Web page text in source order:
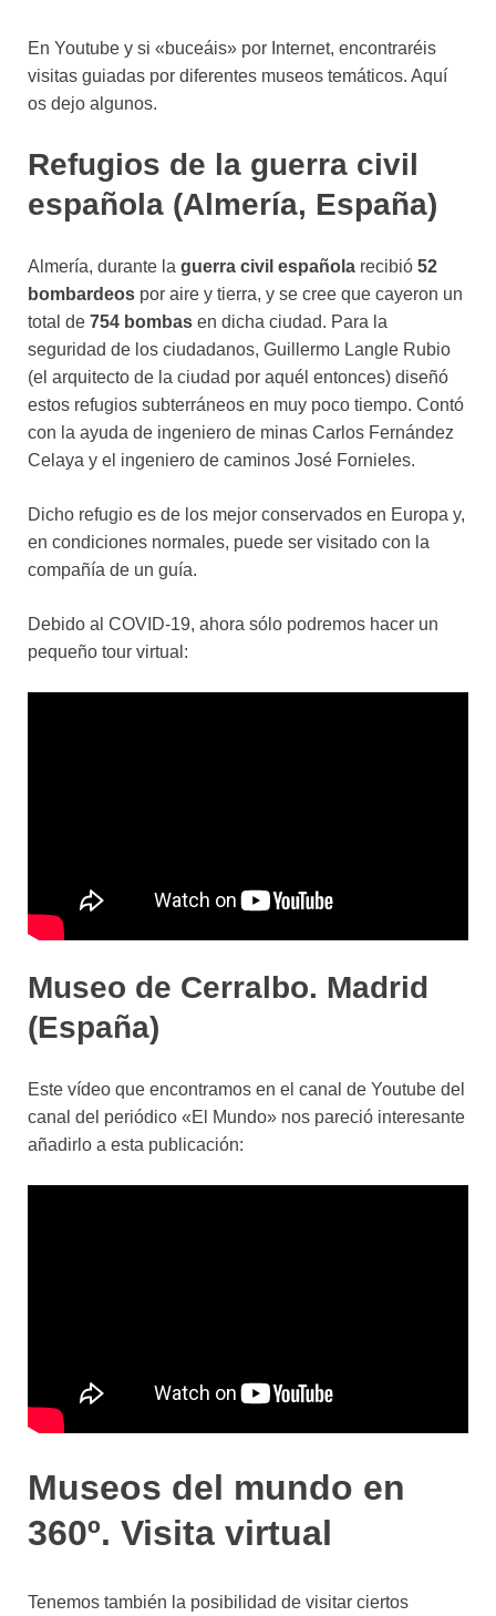
En Youtube y si «buceáis» por Internet, encontraréis
visitas guiadas por diferentes museos temáticos. Aquí
os dejo algunos.
Refugios de la guerra civil
española (Almería, España)
Almería, durante la guerra civil española recibió 52
bombardeos por aire y tierra, y se cree que cayeron un
total de 754 bombas en dicha ciudad. Para la
seguridad de los ciudadanos, Guillermo Langle Rubio
(el arquitecto de la ciudad por aquél entonces) diseñó
estos refugios subterráneos en muy poco tiempo. Contó
con la ayuda de ingeniero de minas Carlos Fernández
Celaya y el ingeniero de caminos José Fornieles.
Dicho refugio es de los mejor conservados en Europa y,
en condiciones normales, puede ser visitado con la
compañía de un guía.
Debido al COVID-19, ahora sólo podremos hacer un
pequeño tour virtual:
Museo de Cerralbo. Madrid
(España)
Este vídeo que encontramos en el canal de Youtube del
canal del periódico «El Mundo» nos pareció interesante
añadirlo a esta publicación:
Museos del mundo en
360º. Visita virtual
Tenemos también la posibilidad de visitar ciertos